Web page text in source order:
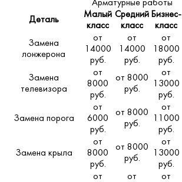
Арматурные работы
Деталь
Малый
класс
Средний
класс
Бизнес-
класс
Замена
лонжерона
от
14000
руб.
от
14000
руб.
от
18000
руб.
Замена
телевизора
от
8000
руб.
от 8000
руб.
от
13000
руб.
Замена порога
от
6000
руб.
от 8000
руб.
от
11000
руб.
Замена крыла
от
8000
руб.
от 8000
руб.
от
13000
руб.
от
от
от